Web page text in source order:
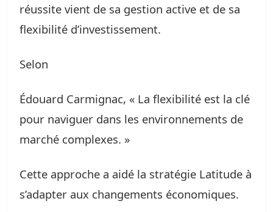
réussite vient de sa gestion active et de sa
flexibilité d’investissement.
Selon
Édouard Carmignac, « La flexibilité est la clé
pour naviguer dans les environnements de
marché complexes. »
Cette approche a aidé la stratégie Latitude à
s’adapter aux changements économiques.